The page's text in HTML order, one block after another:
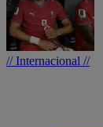
// Internacional //